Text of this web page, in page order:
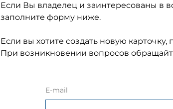
Если Вы владелец и заинтересованы в
заполните форму ниже.
Если вы хотите создать новую карточку,
При возникновении вопросов
E-mail